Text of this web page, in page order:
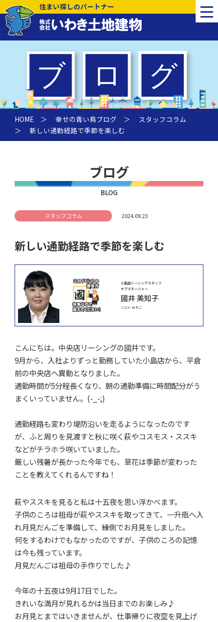
住まい探しのパートナー
HOME ＞ 幸せの青い鳥ブログ ＞ スタッフコラム
＞ 新しい通勤経路で季節を楽しむ
ブログ
BLOG
スタッフコラム 2024.09.23
新しい通勤経路で季節を楽しむ
小島店リーシングスタッフ
サブマネージャー
國井 美知子
くにい みちこ
こんにちは。中央店リーシングの國井です。
9月から、入社よりずっと勤務していた小島店から、平倉
前の中央店へ異動となりました。
通勤時間が5分程長くなり、朝の通勤準備に時間配分がう
まくいっていません。(-_-;)
通勤経路も変わり堤防沿いを走るようになったのです
が、ふと周りを見渡すと秋に咲く萩やコスモス・ススキ
などがチラホラ咲いていました。
厳しい残暑が長かった今年でも、草花は季節が変わった
ことを教えてくれるんですね！
萩やススキを見ると私は十五夜を思い浮かべます。
子供のころは祖母が萩やススキを取ってきて、一升瓶へ入
れ月見だんごを準備して、縁側でお月見をしました。
何をするわけでもなかったのですが、子供のころの記憶
は今も残っています。
月見だんごは祖母の手作りでした♪
今年の十五夜は9月17日でした。
きれいな満月が見れるかは当日までのお楽しみ♪
お月見とまではいきませんが、仕事帰りに夜空を見上げ